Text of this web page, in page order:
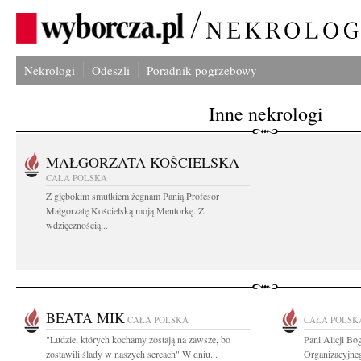
Nekrologi Odeszli Poradnik pogrzebowy
Inne nekrologi
MAŁGORZATA KOŚCIELSKA
CAŁA POLSKA
Z głębokim smutkiem żegnam Panią Profesor
Małgorzatę Kościelską moją Mentorkę. Z
wdzięcznością...
BEATA MIK CAŁA POLSKA
"Ludzie, których kochamy zostają na zawsze, bo
zostawili ślady w naszych sercach" W dniu...
CAŁA
Pani Alicji